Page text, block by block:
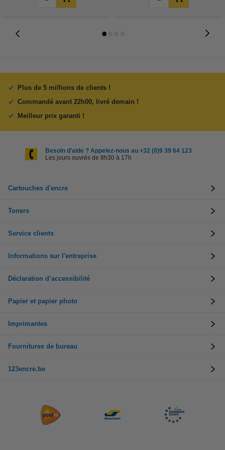
Plus de 5 millions de clients !
Commandé avant 22h00, livré demain !
Meilleur prix garanti !
Besoin d’aide ? Appelez-nous au +32 (0)9 39 64 123
Les jours ouvrés de 8h30 à 17h
Cartouches d'encre
Toners
Service clients
Informations sur l'entreprise
Déclaration d’accessibilité
Papier et papier photo
Imprimantes
Fournitures de bureau
123encre.be